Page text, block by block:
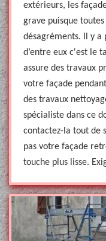
extérieurs, les
grave puisque
désagréments. Il y a
d’entre eux c'est le
assure des travaux
votre façade
des travaux
spécialiste dans ce
contactez-la tout de
pas votre façade
touche plus lisse.